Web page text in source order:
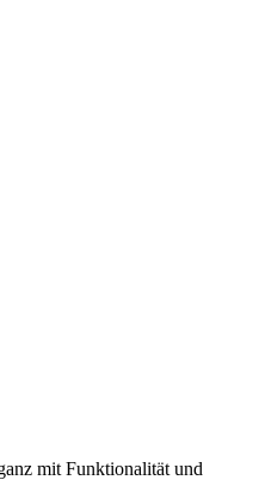
mit Funktionalität und